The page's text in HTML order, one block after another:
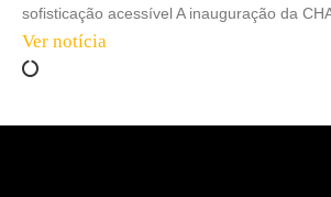
sofisticação acessível A inauguração da
Ver notícia